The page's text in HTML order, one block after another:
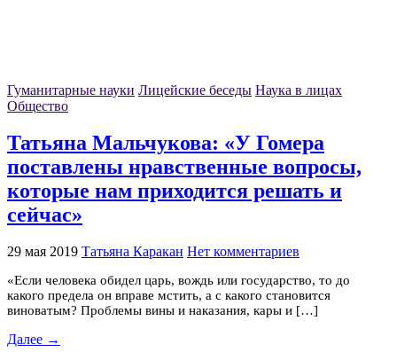
Гуманитарные науки Лицейские беседы Наука в лицах
Общество
Татьяна Мальчукова: «У Гомера
поставлены нравственные вопросы,
которые нам приходится решать и
сейчас»
29 мая 2019 Татьяна Каракан Нет комментариев
«Если человека обидел царь, вождь или государство, то до
какого предела он вправе мстить, а с какого становится
виноватым? Проблемы вины и наказания, кары и […]
Далее →